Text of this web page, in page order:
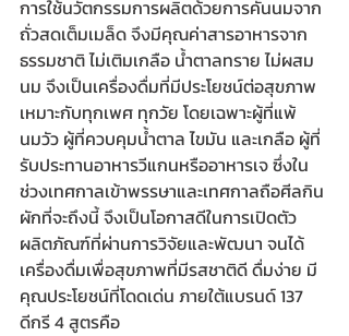
การใช้นวัตกรรมการผลิตด้วยการคั้นนมจาก
ถั่วสดเต็มเมล็ด จึงมีคุณค่าสารอาหารจาก
ธรรมชาติ ไม่เติมเกลือ น้ำตาลทราย ไม่ผสม
นม จึงเป็นเครื่องดื่มที่มีประโยชน์ต่อสุขภาพ
เหมาะกับทุกเพศ ทุกวัย โดยเฉพาะผู้ที่แพ้
นมวัว ผู้ที่ควบคุมน้ำตาล ไขมัน และเกลือ ผู้ที่
รับประทานอาหารวีแกนหรืออาหารเจ ซึ่งใน
ช่วงเทศกาลเข้าพรรษาและเทศกาลถือศีลกิน
ผักที่จะถึงนี้ จึงเป็นโอกาสดีในการเปิดตัว
ผลิตภัณฑ์ที่ผ่านการวิจัยและพัฒนา จนได้
เครื่องดื่มเพื่อสุขภาพที่มีรสชาติดี ดื่มง่าย มี
คุณประโยชน์ที่โดดเด่น ภายใต้แบรนด์ 137
ดีกรี 4 สูตรคือ